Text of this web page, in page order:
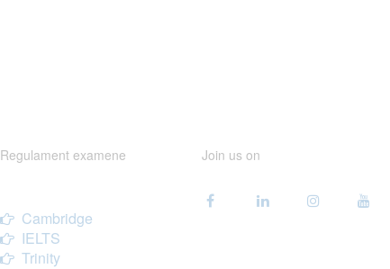
Regulament examene
Cambridge
IELTS
Trinity
Join us on